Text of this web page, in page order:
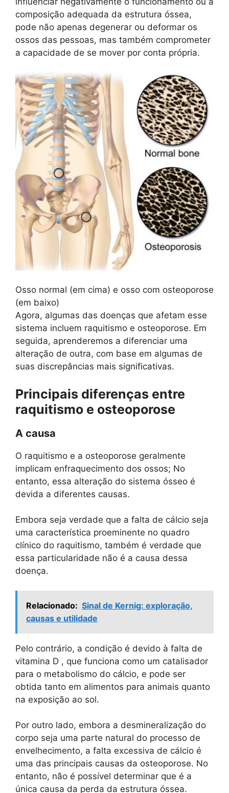
composição adequada da estrutura óssea,
pode não apenas degenerar ou deformar os
ossos das pessoas, mas também comprometer
a capacidade de se mover por conta própria.
Osso normal (em cima) e osso com osteoporose
(em baixo)
Agora, algumas das doenças que afetam esse
sistema incluem raquitismo e osteoporose. Em
seguida, aprenderemos a diferenciar uma
alteração de outra, com base em algumas de
suas discrepâncias mais significativas.
Principais diferenças entre
raquitismo e osteoporose
A causa
O raquitismo e a osteoporose geralmente
implicam enfraquecimento dos ossos; No
entanto, essa alteração do sistema ósseo é
devida a diferentes causas.
Embora seja verdade que a falta de cálcio seja
uma característica proeminente no quadro
clínico do raquitismo, também é verdade que
essa particularidade não é a causa dessa
doença.
Relacionado: Sinal de Kernig: exploração,
causas e utilidade
Pelo contrário, a condição é devido à falta de
vitamina D , que funciona como um catalisador
para o metabolismo do cálcio, e pode ser
obtida tanto em alimentos para animais quanto
na exposição ao sol.
Por outro lado, embora a desmineralização do
corpo seja uma parte natural do processo de
envelhecimento, a falta excessiva de cálcio é
uma das principais causas da osteoporose. No
entanto, não é possível determinar que é a
única causa da perda da estrutura óssea.